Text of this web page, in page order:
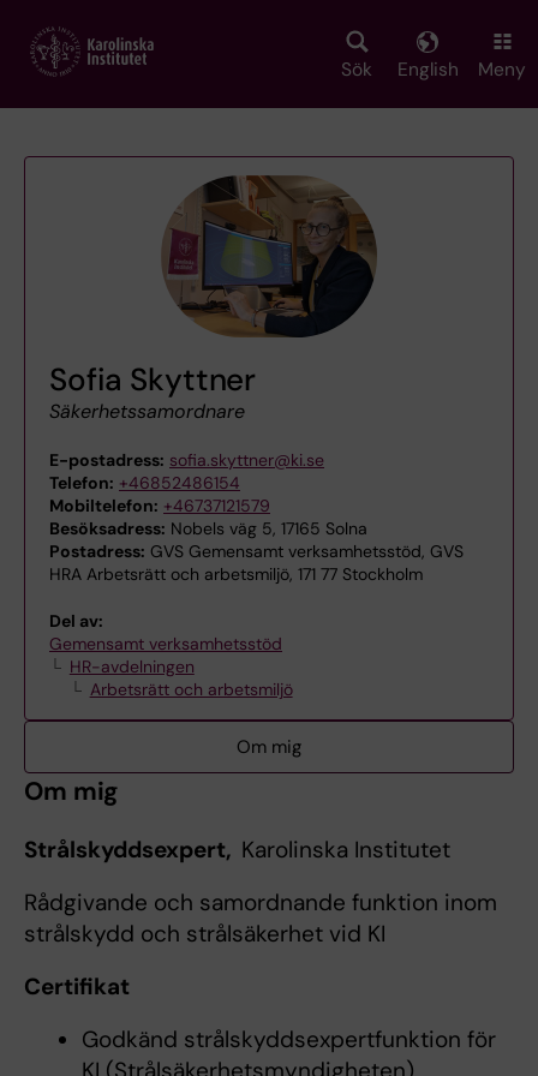
main
Sök English Meny
Sofia Skyttner
Säkerhetssamordnare
E-postadress: sofia.skyttner@ki.se
Telefon: +46852486154
Mobiltelefon: +46737121579
Besöksadress: Nobels väg 5, 17165 Solna
Postadress: GVS Gemensamt verksamhetsstöd, GVS
HRA Arbetsrätt och arbetsmiljö, 171 77 Stockholm
Del av:
Gemensamt verksamhetsstöd
HR-avdelningen
Arbetsrätt och arbetsmiljö
Om mig
Om mig
Strålskyddsexpert, Karolinska Institutet
Rådgivande och samordnande funktion inom
strålskydd och strålsäkerhet vid KI
Certifikat
Godkänd strålskyddsexpertfunktion för